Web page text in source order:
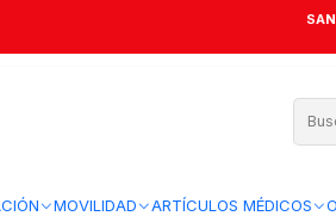
MOVILIDAD ARTÍCULOS MÉDICOS
Sueros y soluciones para
para limpieza
0,9% y soluciones para limpieza de